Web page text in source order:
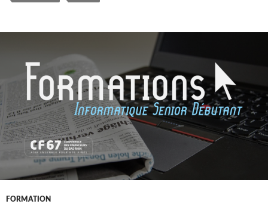
FORMATION